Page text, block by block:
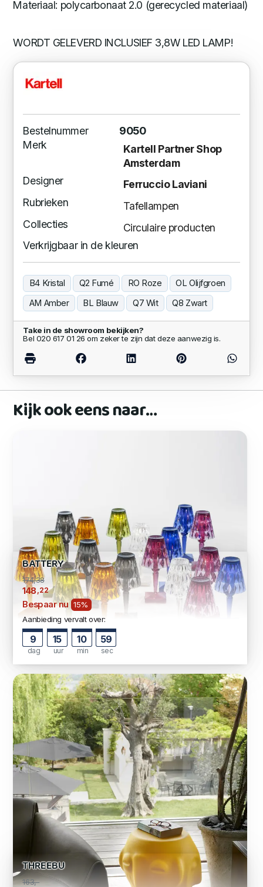
Materiaal: polycarbonaat 2.0 (gerecycled materiaal)
WORDT GELEVERD INCLUSIEF 3,8W LED LAMP!
Bestelnummer
9050
Merk
Kartell Partner Shop
Amsterdam
Designer
Ferruccio Laviani
Rubrieken
Tafellampen
Collecties
Circulaire producten
Verkrijgbaar in de kleuren
B4 Kristal Q2 Fumé RO Roze
OL Olijfgroen
AM Amber
BL Blauw Q7 Wit Q8 Zwart
Take in de showroom bekijken?
Bel 020 617 01 26 om zeker te zijn dat deze aanwezig is.
Kijk ook eens naar…
BATTERY
174,38
148 ,22
Bespaar nu 15%
Aanbieding vervalt over:
9
dag
15
uur
10
min
58
sec
THREEBU
163,-